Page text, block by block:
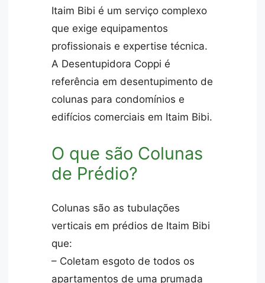
Itaim Bibi é um serviço complexo
que exige equipamentos
profissionais e expertise técnica.
A Desentupidora Coppi é
referência em desentupimento de
colunas para condomínios e
edifícios comerciais em Itaim Bibi.
O que são Colunas
de Prédio?
Colunas são as tubulações
verticais em prédios de Itaim Bibi
que:
– Coletam esgoto de todos os
apartamentos de uma prumada